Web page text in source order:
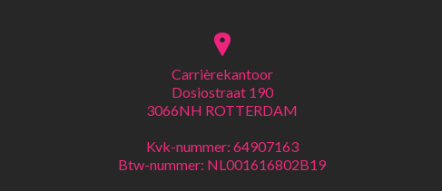
Carrièrekantoor
Dosiostraat 190
3066NH ROTTERDAM
Kvk-nummer: 64907163
Btw-nummer: NL001616802B19